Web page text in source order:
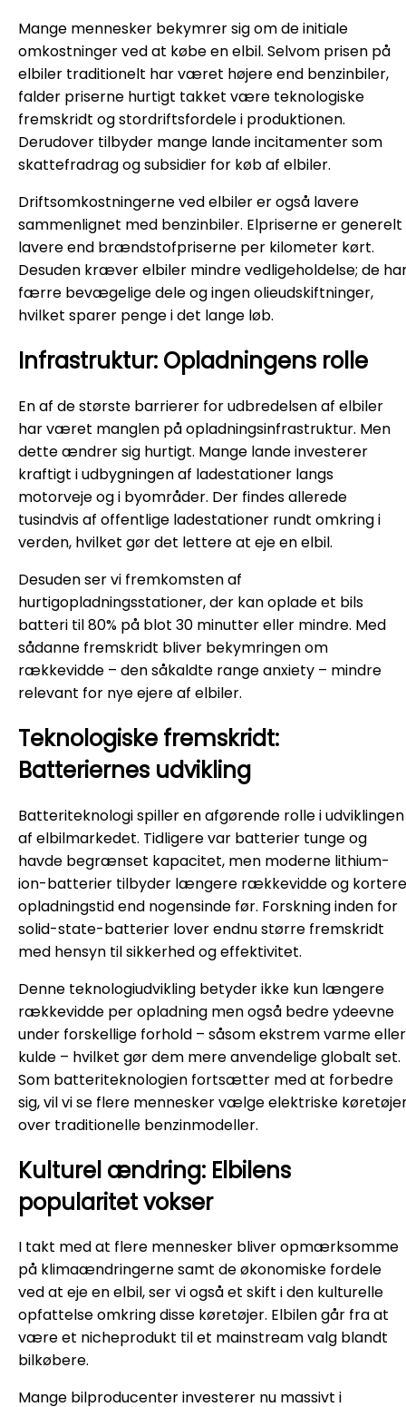
Mange mennesker bekymrer sig om de initiale
omkostninger ved at købe en elbil. Selvom prisen på
elbiler traditionelt har været højere end benzinbiler,
falder priserne hurtigt takket være teknologiske
fremskridt og stordriftsfordele i produktionen.
Derudover tilbyder mange lande incitamenter som
skattefradrag og subsidier for køb af elbiler.
Driftsomkostningerne ved elbiler er også lavere
sammenlignet med benzinbiler. Elpriserne er generelt
lavere end brændstofpriserne per kilometer kørt.
Desuden kræver elbiler mindre vedligeholdelse; de
færre bevægelige dele og ingen olieudskiftninger,
hvilket sparer penge i det lange løb.
Infrastruktur: Opladningens rolle
En af de største barrierer for udbredelsen af elbiler
har været manglen på opladningsinfrastruktur. Men
dette ændrer sig hurtigt. Mange lande investerer
kraftigt i udbygningen af ladestationer langs
motorveje og i byområder. Der findes allerede
tusindvis af offentlige ladestationer rundt omkring i
verden, hvilket gør det lettere at eje en elbil.
Desuden ser vi fremkomsten af
hurtigopladningsstationer, der kan oplade et bils
batteri til 80% på blot 30 minutter eller mindre. Med
sådanne fremskridt bliver bekymringen om
rækkevidde – den såkaldte range anxiety – mindre
relevant for nye ejere af elbiler.
Teknologiske fremskridt:
Batteriernes udvikling
Batteriteknologi spiller en afgørende rolle i udviklingen
af elbilmarkedet. Tidligere var batterier tunge og
havde begrænset kapacitet, men moderne lithium-
ion-batterier tilbyder længere rækkevidde og kortere
opladningstid end nogensinde før. Forskning inden for
solid-state-batterier lover endnu større fremskridt
med hensyn til sikkerhed og effektivitet.
Denne teknologiudvikling betyder ikke kun længere
rækkevidde per opladning men også bedre ydeevne
under forskellige forhold – såsom ekstrem varme eller
kulde – hvilket gør dem mere anvendelige globalt set.
Som batteriteknologien fortsætter med at forbedre
sig, vil vi se flere mennesker vælge elektriske
over traditionelle benzinmodeller.
Kulturel ændring: Elbilens
popularitet vokser
I takt med at flere mennesker bliver opmærksomme
på klimaændringerne samt de økonomiske fordele
ved at eje en elbil, ser vi også et skift i den kulturelle
opfattelse omkring disse køretøjer. Elbilen går fra at
være et nicheprodukt til et mainstream valg blandt
bilkøbere.
Mange bilproducenter investerer nu massivt i